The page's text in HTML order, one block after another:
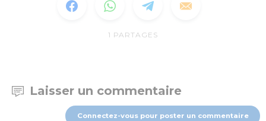
1 PARTAGES
Laisser un commentaire
Connectez-vous pour poster un commentaire